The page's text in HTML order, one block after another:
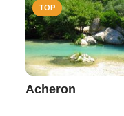
TOP
Acheron